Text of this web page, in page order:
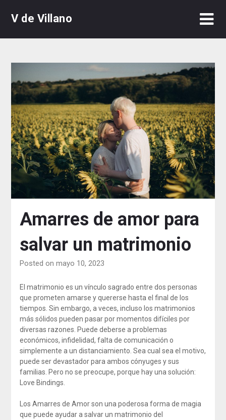
V de Villano
Amarres de amor para
salvar un matrimonio
Posted on mayo 10, 2023
El matrimonio es un vínculo sagrado entre dos personas
que prometen amarse y quererse hasta el final de los
tiempos. Sin embargo, a veces, incluso los matrimonios
más sólidos pueden pasar por momentos difíciles por
diversas razones. Puede deberse a problemas
económicos, infidelidad, falta de comunicación o
simplemente a un distanciamiento. Sea cual sea el motivo,
puede ser devastador para ambos cónyuges y sus
familias. Pero no se preocupe, porque hay una solución:
Love Bindings.
Los Amarres de Amor son una poderosa forma de magia
que puede ayudar a salvar un matrimonio del